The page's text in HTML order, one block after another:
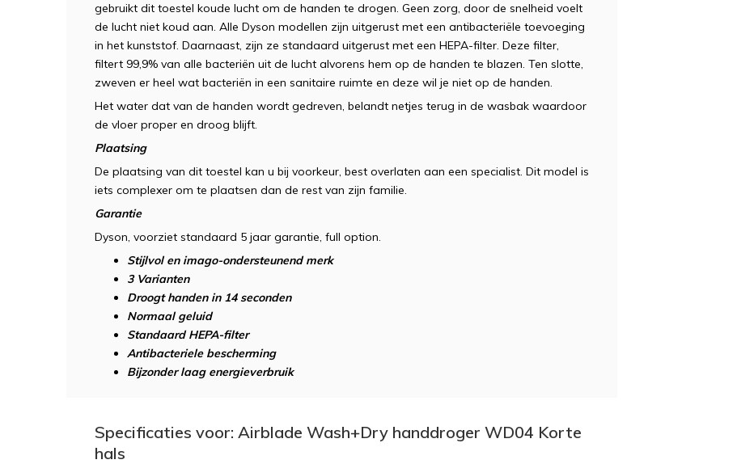
gebruikt dit toestel koude lucht om de handen te drogen. Geen zorg, door de snelheid voelt
de lucht niet koud aan. Alle Dyson modellen zijn uitgerust met een antibacteriële toevoeging
in het kunststof. Daarnaast, zijn ze standaard uitgerust met een HEPA-filter. Deze filter,
filtert 99,9% van alle bacteriën uit de lucht alvorens hem op de handen te blazen. Ten slotte,
zweven er heel wat bacteriën in een sanitaire ruimte en deze wil je niet op de handen.
Het water dat van de handen wordt gedreven, belandt netjes terug in de wasbak waardoor
de vloer proper en droog blijft.
Plaatsing
De plaatsing van dit toestel kan u bij voorkeur, best overlaten aan een specialist. Dit model is
iets complexer om te plaatsen dan de rest van zijn familie.
Garantie
Dyson, voorziet standaard 5 jaar garantie, full option.
Stijlvol en imago-ondersteunend merk
3 Varianten
Droogt handen in 14 seconden
Normaal geluid
Standaard HEPA-filter
Antibacteriele bescherming
Bijzonder laag energieverbruik
Specificaties voor: Airblade Wash+Dry handdroger WD04 Korte
hals